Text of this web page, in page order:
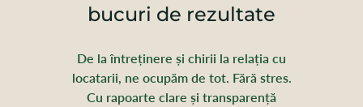
bucuri de rezultate
De la întreținere și chirii la relația cu
locatarii, ne ocupăm de tot. Fără stres.
Cu rapoarte clare și transparență